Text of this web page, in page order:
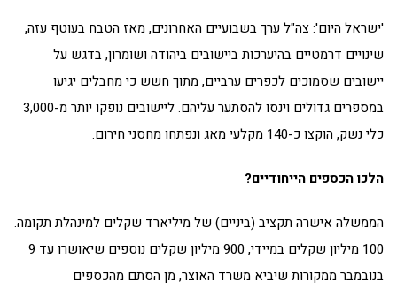
'ישראל היום': צה"ל ערך בשבועיים האחרונים, מאז הטבח בעוטף עזה,
שינויים דרמטיים בהיערכות ביישובים ביהודה ושומרון, בדגש על
יישובים שסמוכים לכפרים ערביים, מתוך חשש כי מחבלים יגיעו
במספרים גדולים וינסו להסתער עליהם. ליישובים נופקו יותר מ-3,000
כלי נשק, הוקצו כ-140 מקלעי מאג ונפתחו מחסני חירום.
הלכו הכספים הייחודיים?
הממשלה אישרה תקציב (ביניים) של מיליארד שקלים למינהלת תקומה.
100 מיליון שקלים במיידי, 900 מיליון שקלים נוספים שיאושרו עד 9
בנובמבר ממקורות שיביא משרד האוצר, מן הסתם מהכספים